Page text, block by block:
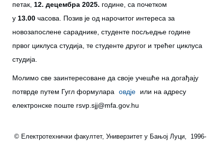
петак, 12. децембра 2025. године, са почетком
у 13.00 часова. Позив је од нарочитог интереса за
новозапослене сараднике, студенте посљедње године
првог циклуса студија, те студенте другог и трећег циклуса
студија.
Молимо све заинтересоване да своје учешће на догађају
потврде путем Гугл формулара
овдје
или на адресу
електронске поште rsvp.sjj@mfa.gov.hu
© Електротехнички факултет, Универзитет у Бањој Луци, 1996-